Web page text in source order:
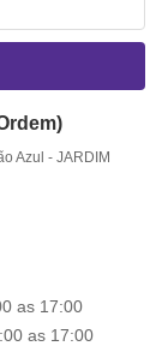
Azul - JARDIM
as 17:00
as 17:00